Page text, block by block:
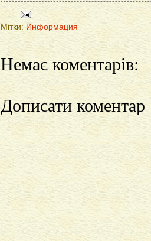
Мітки: Информация
Немає коментарів:
Дописати коментар